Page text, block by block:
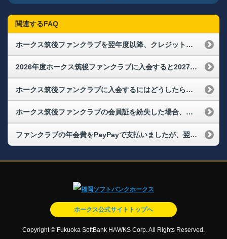
関連するFAQ
ホークス筑後ファンクラブを翌年度以降、クレジットカードで自動継続するには、どのようにすればよいですか？
2026年度ホークス筑後ファンクラブに入会すると2027年度は自動継続になりますか？
ホークス筑後ファンクラブに入会するにはどうしたらいいですか？
ホークス筑後ファンクラブの会員証を紛失した場合、どうすればよいですか？
ファンクラブの年会費をPayPayで支払いましたが、翌年度以降は違うPayPayで支払うにはどうすればよいですか？
ホークス公式サイトトップへ
Copyright © Fukuoka SoftBank HAWKS Corp. All Rights Reserved.